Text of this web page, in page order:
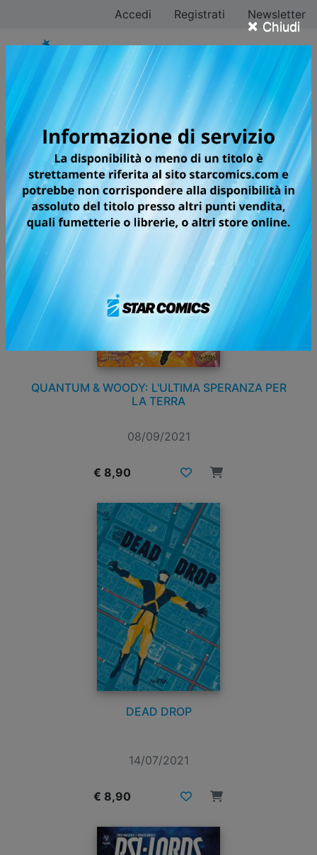
× Chiudi
Accedi Registrati Newsletter
Tutti i fumetti della
categoria Valiant
QUANTUM & WOODY: L'ULTIMA SPERANZA PER
LA TERRA
08/09/2021
€ 8,90
DEAD DROP
14/07/2021
€ 8,90